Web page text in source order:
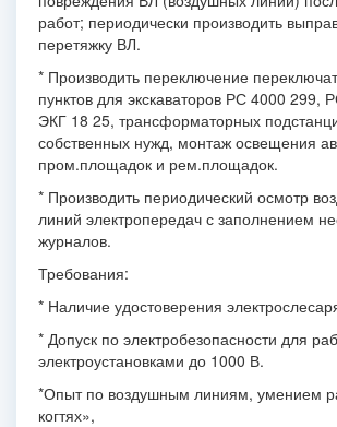
работ; периодически производить
перетяжку ВЛ.
* Производить переключение
пунктов для экскаваторов РС 4000 299,
ЭКГ 18 25, трансформаторных
собственных нужд, монтаж освещения
пром.площадок и рем.площадок.
* Производить периодический осмотр
линий электропередач с заполнением
журналов.
Требования:
* Наличие удостоверения
* Допуск по электробезопасности для
электроустановками до 1000 В.
*Опыт по воздушным линиям, умением
когтях»,